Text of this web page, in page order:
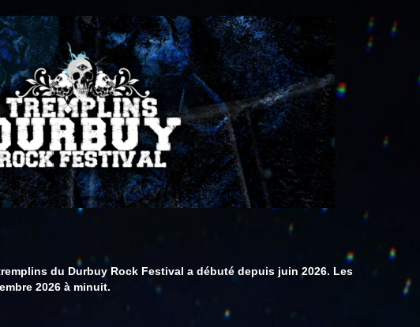
du Durbuy Rock Festival a débuté depuis juin 2026. Les
2026 à minuit.